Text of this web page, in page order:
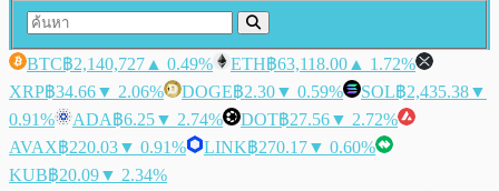
BTC฿2,140,727 ▲ 0.49% ETH฿63,118.00 ▲ 1.72%
XRP฿34.66▼ 2.06% DOGE฿2.30▼ 0.59% SOL฿2,435.38▼
0.91%
ADA฿6.25▼ 2.74% DOT฿27.56▼ 2.72%
AVAX฿220.03▼ 0.91% LINK฿270.17▼ 0.60%
KUB฿20.09▼ 2.34%